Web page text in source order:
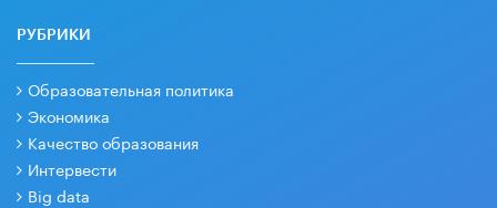
РУБРИКИ
Образовательная политика
Экономика
Качество образования
Интервести
Big data